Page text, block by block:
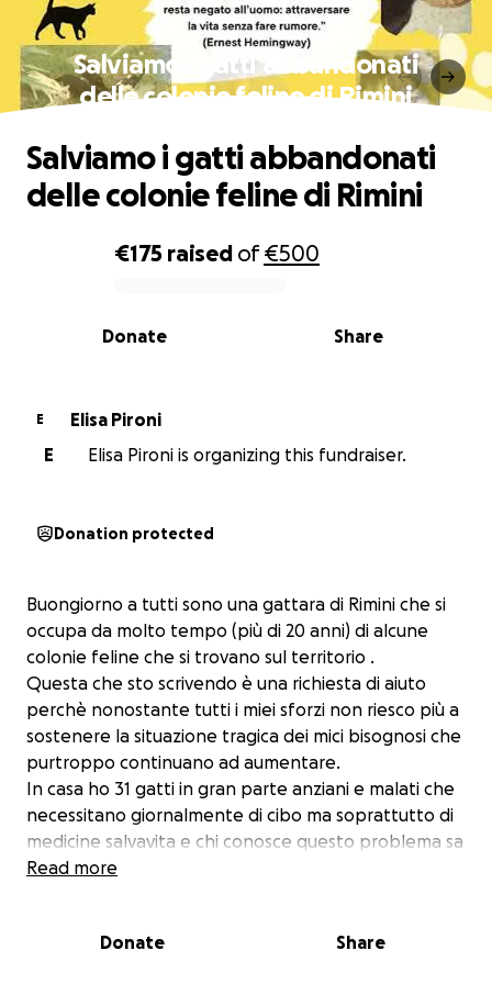
Salviamo i gatti abbandonati
delle colonie feline di Rimini
0% complete
€175 raised of€500
Share
Donate
Salviamo i gatti abbandonati
delle colonie feline di Rimini
E
Elisa Pironi
E
Elisa Pironi is organizing this fundraiser.
Donation protected
Buongiorno a tutti sono una gattara di Rimini che si
occupa da molto tempo (più di 20 anni) di alcune
colonie feline che si trovano sul territorio .
Questa che sto scrivendo è una richiesta di aiuto
perchè nonostante tutti i miei sforzi non riesco più a
sostenere la situazione tragica dei mici bisognosi che
purtroppo continuano ad aumentare.
In casa ho 31 gatti in gran parte anziani e malati che
necessitano giornalmente di cibo ma soprattutto di
medicine salvavita e chi conosce questo problema sa
benissimo quanto costano questo tipo di cure.
vivere da randagi, mi occupo anche di un'altra
Read more
Donate Share